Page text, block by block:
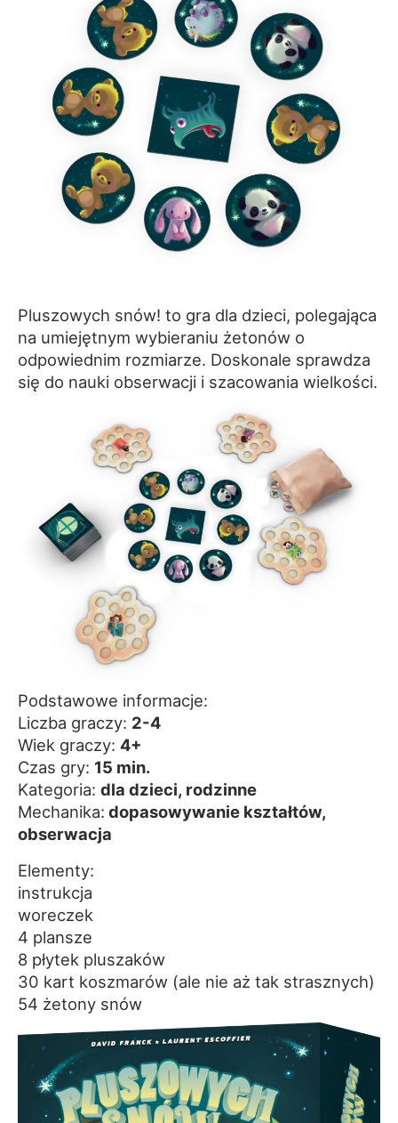
Pluszowych snów! to gra dla dzieci, polegająca
na umiejętnym wybieraniu żetonów o
odpowiednim rozmiarze. Doskonale sprawdza
się do nauki obserwacji i szacowania wielkości.
Podstawowe informacje:
Liczba graczy: 2-4
Wiek graczy: 4+
Czas gry: 15 min.
Kategoria: dla dzieci, rodzinne
Mechanika: dopasowywanie kształtów,
obserwacja
Elementy:
instrukcja
woreczek
4 plansze
8 płytek pluszaków
30 kart koszmarów (ale nie aż tak strasznych)
54 żetony snów